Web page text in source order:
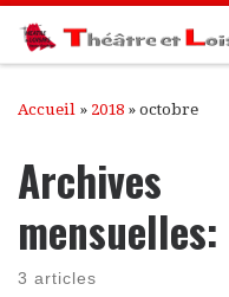
Passer au contenu
Accueil » 2018 » octobre
Archives
mensuelles:
3 articles